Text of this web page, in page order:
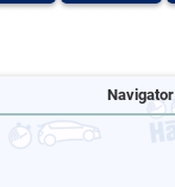
Navigator